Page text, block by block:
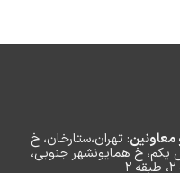
: تهران،ستارخان، خ
خ‌ همایونشهر جنوبی،